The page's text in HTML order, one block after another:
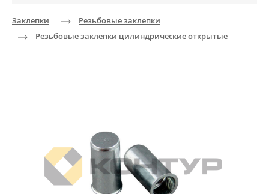
Заклепки
Резьбовые заклепки
Резьбовые заклепки цилиндрические открытые